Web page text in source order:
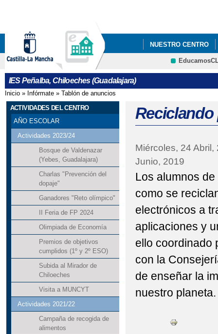
NUESTRO CENTRO
AULAS POR LA
IES Peñalba, Chiloeches (Guadalajara)
Se encuentra usted aquí
Inicio » Infórmate » Tablón de anuncios
ACTIVIDADES DEL CENTRO
AÑO ESCOLAR
Actividades 2023/24
Bosque de Valdenazar
(Yebes, Guadalajara)
Charlas "Prevención del
dopaje"
Ganadores "Reto olímpico"
II Feria de FP 2024
Olimpiada de Economía
Premios de objetivos
cumplidos (1º y 2º ESO)
Subida al Mirador de
Chiloeches
Visita a MUNCYT
Actividades 2021/22
Campaña de recogida de
alimentos
Miércoles, 24 Abril,
Junio, 2019
Los alumnos
como se
electrónicos a
aplicaciones y
ello coordinado
con la
de enseñar la
nuestro planeta.